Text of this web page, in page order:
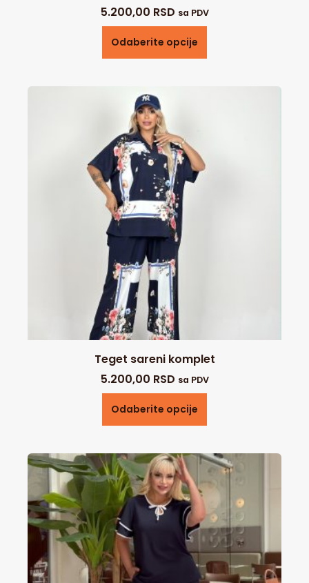
5.200,00 RSD sa PDV
Odaberite opcije
Teget sareni komplet
5.200,00 RSD sa PDV
Odaberite opcije